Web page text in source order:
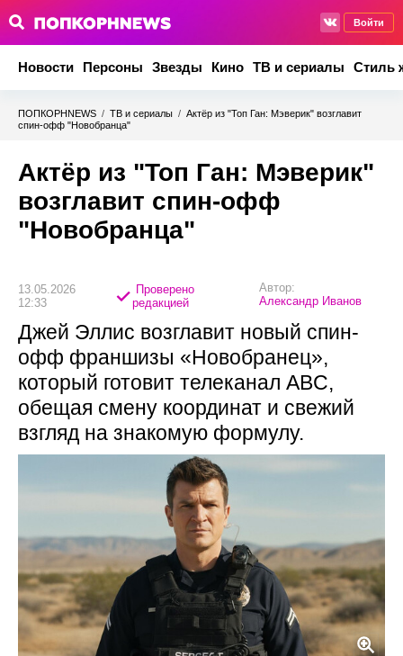
Войти
Новости Персоны Звезды Кино ТВ и сериалы Стиль
ПОПКОРНNEWS / ТВ и сериалы / Актёр из "Топ Ган: Мэверик" возглавит
спин-офф "Новобранца"
Актёр из "Топ Ган: Мэверик"
возглавит спин-офф
"Новобранца"
13.05.2026
12:33
Проверено
редакцией
Автор:
Александр Иванов
Джей Эллис возглавит новый спин-
офф франшизы «Новобранец»,
который готовит телеканал ABC,
обещая смену координат и свежий
взгляд на знакомую формулу.